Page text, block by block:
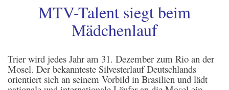
MTV-Talent siegt beim
Mädchenlauf
Trier wird jedes Jahr am 31. Dezember zum Rio an der
Mosel. Der bekannteste Silvesterlauf Deutschlands
orientiert sich an seinem Vorbild in Brasilien und lädt